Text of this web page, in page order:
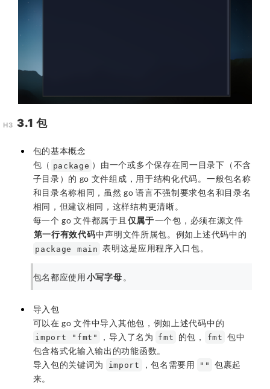
3.1 包
包的基本概念
包（ package ）由一个或多个保存在同一目录下（不含
子目录）的 go 文件组成，用于结构化代码。一般包名称
和目录名称相同，虽然 go 语言不强制要求包名和目录名
相同，但建议相同，这样结构更清晰。
每一个 go 文件都属于且 仅属于一个包，必须在源文件
第一行有效代码中声明文件所属包。例如上述代码中的
package main 表明这是应用程序入口包。
包名都应使用小写字母 。
导入包
可以在 go 文件中导入其他包，例如上述代码中的
import "fmt" ，导入了名为 fmt 的包， fmt 包中
包含格式化输入输出的功能函数。
导入包的关键词为
import ，包名需要用 ""
包裹起
来。